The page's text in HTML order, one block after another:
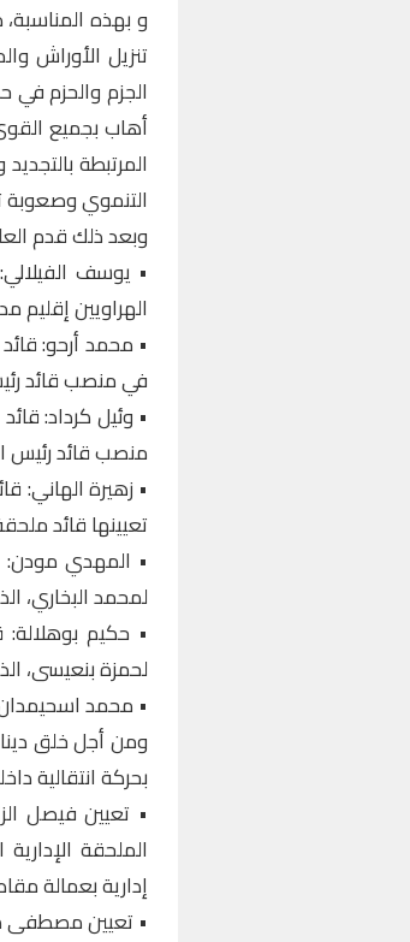
و بهذه
تنزيل الأوراش
الجزم والحزم
أهاب بجميع
المرتبطة
التنموي وصعوبة
وبعد ذلك قدم
• يوسف
الهراويين إقليم
• محمد أرحو:
في منصب قائد
• وئيل كرداد:
منصب قائد رئيس
• زهيرة الهاني:
تعيينها قائد
• المهدي مودن:
لمحمد البخاري،
• حكيم بوهلالة:
لحمزة بنعيسى،
• محمد اسحيمدان:
ومن أجل خلق
بحركة انتقالية
• تعيين فيصل
الملحقة
إدارية بعمالة
• تعيين مصطفى